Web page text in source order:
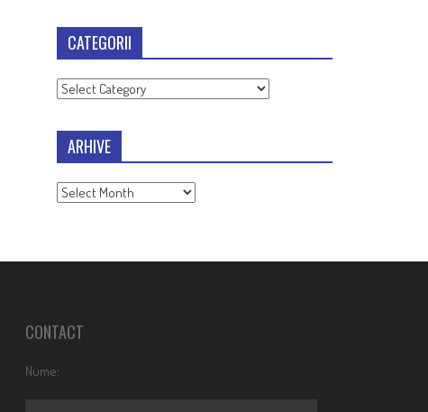
CATEGORII
Categorii
ARHIVE
Arhive
CONTACT
Nume: